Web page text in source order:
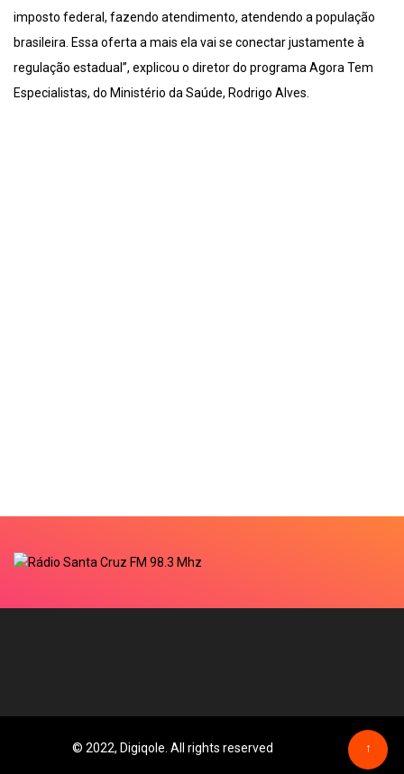
imposto federal, fazendo atendimento, atendendo a população
brasileira. Essa oferta a mais ela vai se conectar justamente à
regulação estadual”, explicou o diretor do programa Agora Tem
Especialistas, do Ministério da Saúde, Rodrigo Alves.
© 2022, Digiqole. All rights reserved ↑